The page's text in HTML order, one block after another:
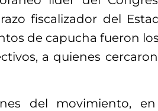
fiscalizador del
de capucha fueron
a quienes
del movimiento,